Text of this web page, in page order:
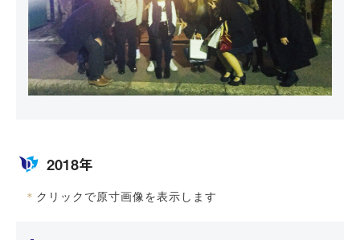
2018年
＊ クリックで原寸画像を表示します